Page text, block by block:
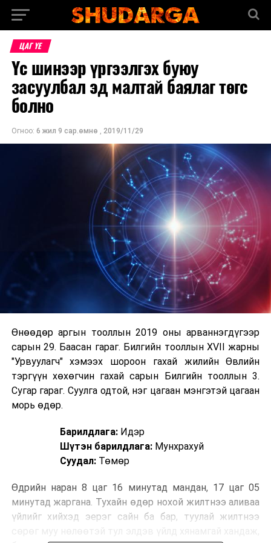
ЦАГ ҮЕ
Үс шинээр үргээлгэх буюу
засуулбал эд малтай баялаг төгс
болно
Огноо: 6 жил 9 сар.өмнө , 2019/11/29
Өнөөдөр аргын тооллын 2019 оны арваннэгдүгээр
сарын 29. Баасан гараг. Билгийн тооллын XVII жарны
"Урвуулагч" хэмээх шороон гахай жилийн Өвлийн
тэргүүн хөхөгчин гахай сарын Билгийн тооллын 3.
Сугар гараг. Суулга одтой, нэг цагаан мэнгэтэй цагаан
морь өдөр.
Барилдлага: Идэр
Шүтэн барилдлага:Мунхрахуй
Суудал: Төмөр
Өдрийн наран 8 цаг 16 минутад мандан, 17 цаг 05
минутад жаргана. Тухайн өдөр нохой жилтнээ аливаа
үйлийг хийхэд эерэг сайн ба бар, туулай жилтнээ